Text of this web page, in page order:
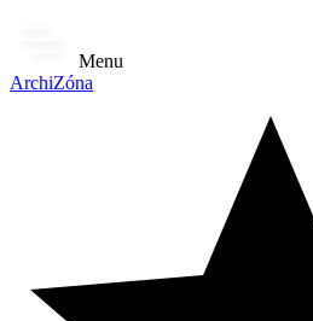
Menu
ArchiZóna